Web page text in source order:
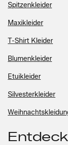
Spitzenkleider
Maxikleider
T-Shirt Kleider
Blumenkleider
Etuikleider
Silvesterkleider